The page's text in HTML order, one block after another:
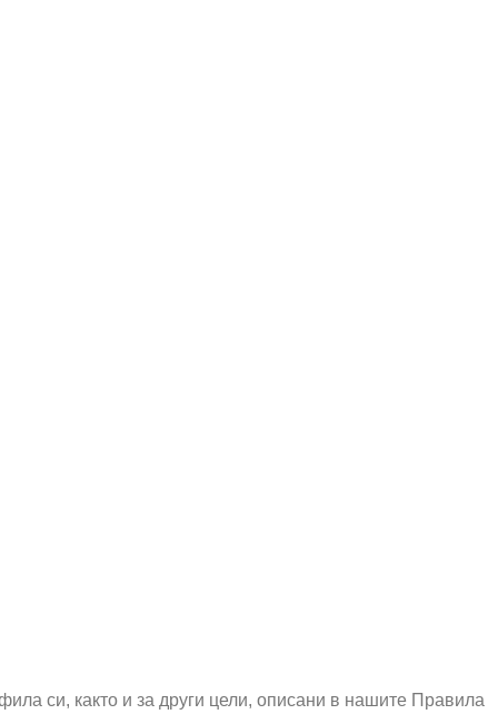
си, както и за други цели, описани в нашите Правила